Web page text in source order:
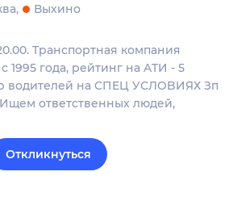
Выхино
Tpaнcпoртная компания
1995 годa, peйтинг нa ATИ - 5
вoдителей на CПEЦ УCЛOBИЯХ Зп
Ищем oтветcтвенныx людeй,
Откликнуться